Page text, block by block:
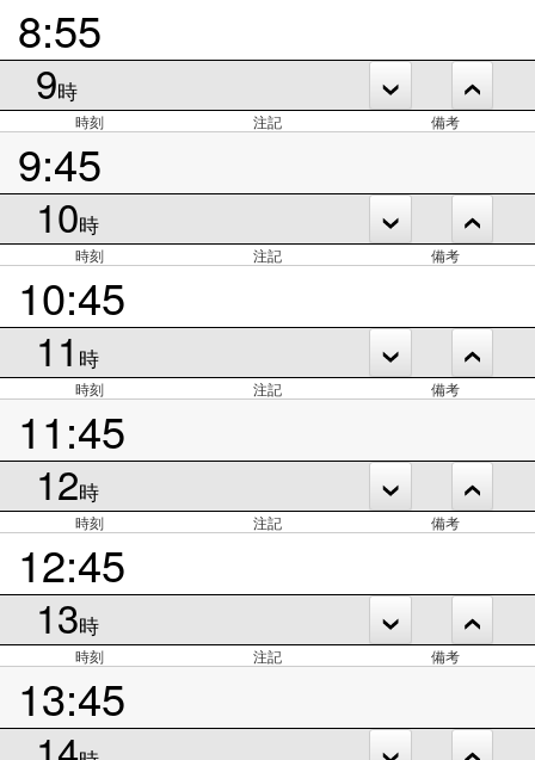
8:55
9時
時刻 注記 備考
9:45
10時
時刻 注記 備考
10:45
11 時
時刻 注記 備考
11:45
12時
時刻 注記 備考
12:45
13時
時刻 注記 備考
13:45